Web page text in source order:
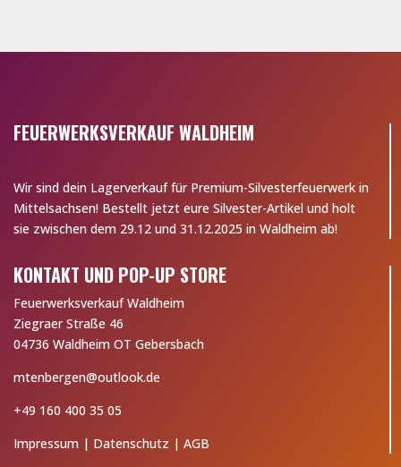
FEUERWERKSVERKAUF WALDHEIM
Wir sind dein Lagerverkauf für Premium-Silvesterfeuerwerk in
Mittelsachsen! Bestellt jetzt eure Silvester-Artikel und holt
sie zwischen dem 29.12 und 31.12.2025 in Waldheim ab!
KONTAKT UND POP-UP STORE
Feuerwerksverkauf Waldheim
Ziegraer Straße 46
04736 Waldheim OT Gebersbach
mtenbergen@outlook.de
+49 160 400 35 05
Impressum | Datenschutz |AGB